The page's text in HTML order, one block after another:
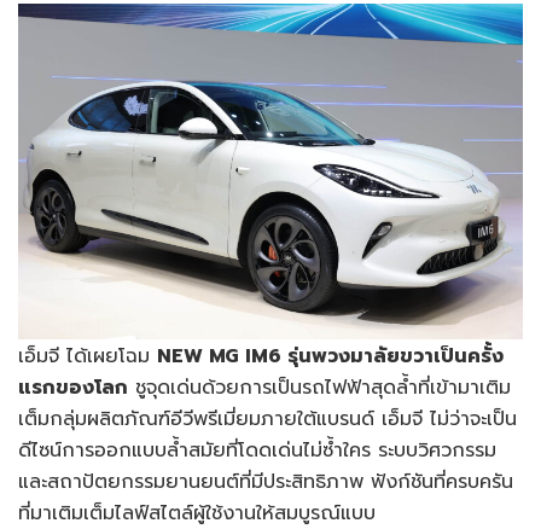
เอ็มจี ได้เผยโฉม NEW MG IM6 รุ่นพวงมาลัยขวาเป็นครั้ง
แรกของโลก ชูจุดเด่นด้วยการเป็นรถไฟฟ้าสุดล้ำที่เข้ามาเติม
เต็มกลุ่มผลิตภัณฑ์อีวีพรีเมี่ยมภายใต้แบรนด์ เอ็มจี ไม่ว่าจะเป็น
ดีไซน์การออกแบบล้ำสมัยที่โดดเด่นไม่ซ้ำใคร ระบบวิศวกรรม
และสถาปัตยกรรมยานยนต์ที่มีประสิทธิภาพ ฟังก์ชันที่ครบครัน
ที่มาเติมเต็มไลฟ์สไตล์ผู้ใช้งานให้สมบูรณ์แบบ